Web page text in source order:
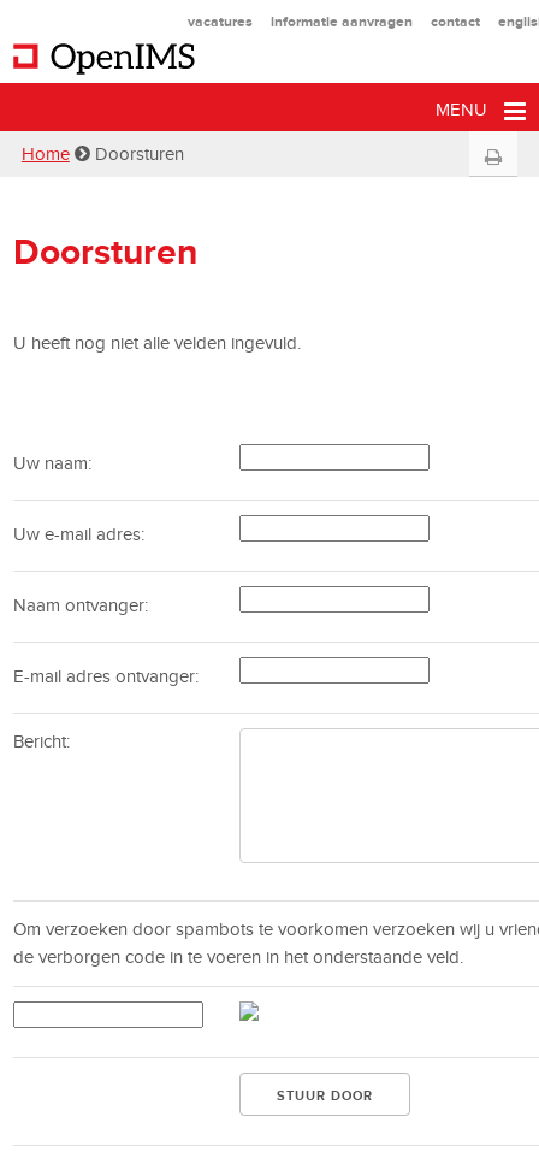
vacatures informatie aanvragen contact
MENU
Home Doorsturen
Doorsturen
U heeft nog niet alle velden ingevuld.
Uw naam:
Uw e-mail adres:
Naam ontvanger:
E-mail adres ontvanger:
Bericht:
Om verzoeken door spambots te voorkomen verzoeken wij u
de verborgen code in te voeren in het onderstaande veld.